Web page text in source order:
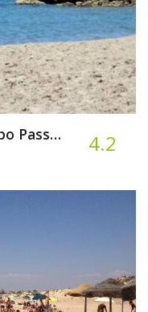
Formiche di Portopalo di Capo Passero 4.2